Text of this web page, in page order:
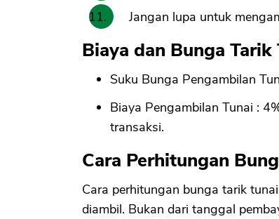
Jangan lupa untuk
Biaya dan Bunga
Suku Bunga Pengambilan
Biaya Pengambilan Tunai :
transaksi.
Cara Perhitungan
Cara perhitungan bunga tarik
diambil. Bukan dari tanggal